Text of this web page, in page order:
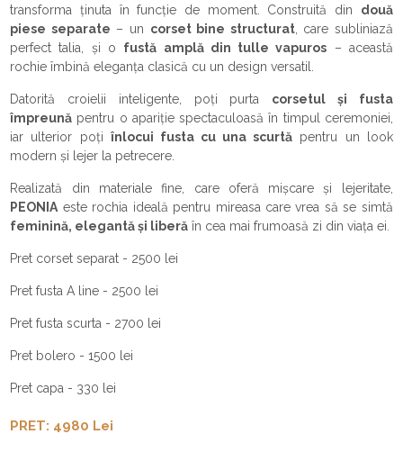
transforma ținuta în funcție de moment. Construită din două
piese separate – un corset bine structurat, care subliniază
perfect talia, și o fustă amplă din tulle vapuros – această
rochie îmbină eleganța clasică cu un design versatil.
Datorită croielii inteligente, poți purta corsetul și fusta
împreună pentru o apariție spectaculoasă în timpul ceremoniei,
iar ulterior poți înlocui fusta cu una scurtă pentru un look
modern și lejer la petrecere.
Realizată din materiale fine, care oferă mișcare și lejeritate,
PEONIA este rochia ideală pentru mireasa care vrea să se simtă
feminină, elegantă și liberă în cea mai frumoasă zi din viața ei.
Pret corset separat - 2500 lei
Pret fusta A line - 2500 lei
Pret fusta scurta - 2700 lei
Pret bolero - 1500 lei
Pret capa - 330 lei
PRET: 4980 Lei